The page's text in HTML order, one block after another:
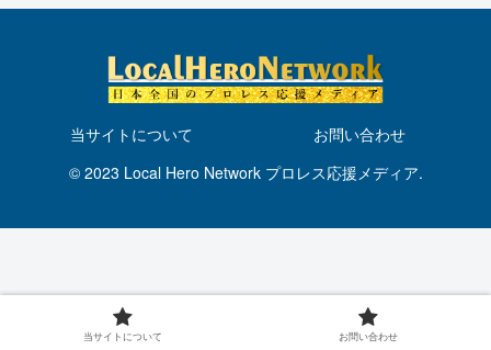
当サイトについて
お問い合わせ
© 2023 Local Hero Network プロレス応援メディア.
当サイトについて お問い合わせ